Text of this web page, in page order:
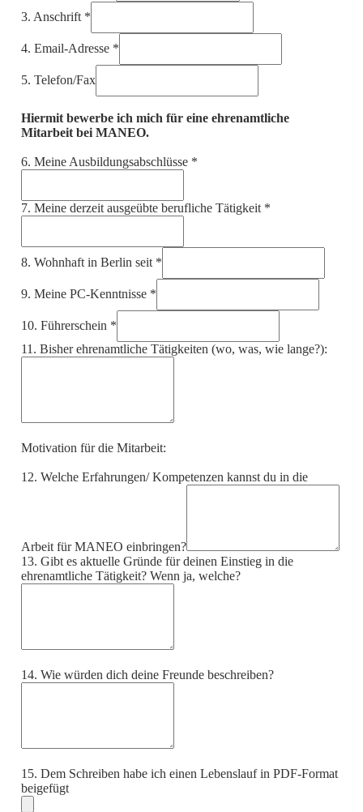
3. Anschrift *
4. Email-Adresse *
5. Telefon/Fax
Hiermit bewerbe ich mich für eine ehrenamtliche
Mitarbeit bei MANEO.
6. Meine Ausbildungsabschlüsse *
7. Meine derzeit ausgeübte berufliche Tätigkeit *
8. Wohnhaft in Berlin seit *
9. Meine PC-Kenntnisse *
10. Führerschein *
11. Bisher ehrenamtliche Tätigkeiten (wo, was, wie lange?):
Motivation für die Mitarbeit:
12. Welche Erfahrungen/ Kompetenzen kannst du in die
Arbeit für MANEO einbringen?
13. Gibt es aktuelle Gründe für deinen Einstieg in die
ehrenamtliche Tätigkeit? Wenn ja, welche?
14. Wie würden dich deine Freunde beschreiben?
15. Dem Schreiben habe ich einen Lebenslauf in PDF-Format
beigefügt